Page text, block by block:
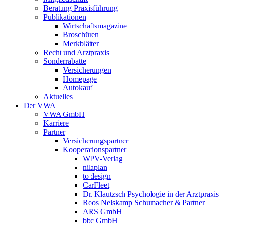
Beratung Praxisführung
Publikationen
Wirtschaftsmagazine
Broschüren
Merkblätter
Recht und Arztpraxis
Sonderrabatte
Versicherungen
Homepage
Autokauf
Aktuelles
Der VWA
VWA GmbH
Karriere
Partner
Versicherungspartner
Kooperationspartner
WPV-Verlag
nilaplan
to design
CarFleet
Dr. Klautzsch Psychologie in der Arztpraxis
Roos Nelskamp Schumacher & Partner
ARS GmbH
bbc GmbH